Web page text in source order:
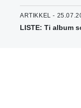
ARTIKKEL -
LISTE: Ti album